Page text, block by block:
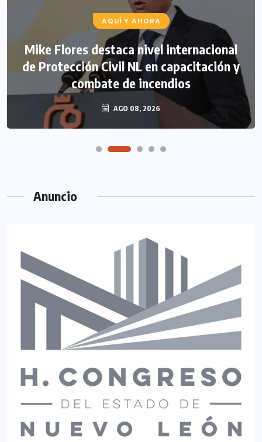
AQUÍ Y AHORA
Mike Flores destaca nivel internacional
de Protección Civil NL en capacitación y
combate de incendios
AGO 08, 2026
Anuncio